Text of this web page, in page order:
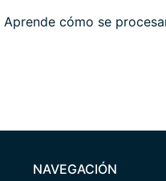
Aprende cómo se
NAVEGACIÓN